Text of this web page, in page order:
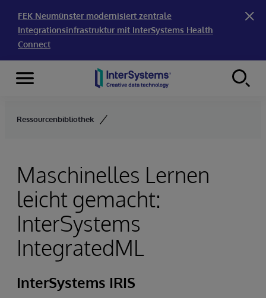
FEK Neumünster modernisiert zentrale
Integrationsinfrastruktur mit InterSystems Health
Connect
Skip to content
Menu
Ressourcenbibliothek
Maschinelles Lernen
leicht gemacht:
InterSystems
IntegratedML
InterSystems IRIS